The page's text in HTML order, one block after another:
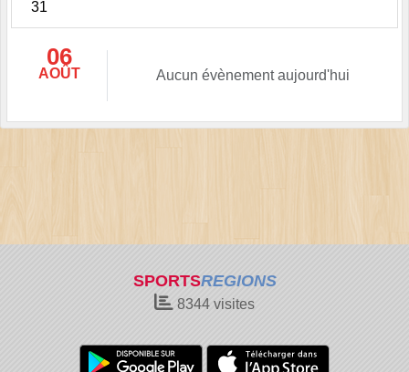
31
06
AOÛT Aucun évènement aujourd'hui
SPORTSREGIONS
8344 visites